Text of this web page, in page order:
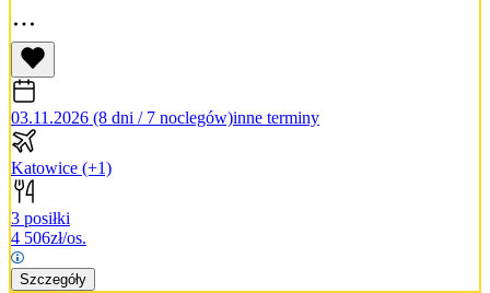
03.11.2026 (8 dni / 7 noclegów)inne terminy
Katowice (+1)
3 posiłki
4 506zł/os.
Szczegóły